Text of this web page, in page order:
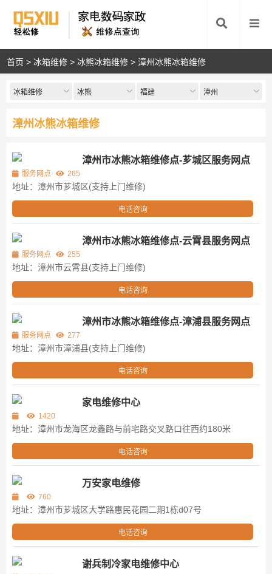
首页 >冰箱维修 >冰熊冰箱维修 > 漳州冰熊冰箱维修
冰箱维修 冰熊 福建 漳州
漳州冰熊冰箱维修
漳州市冰熊冰箱维修点-芗城区服务网点
服务网点 265
地址：漳州市芗城区(支持上门维修)
电话咨询
漳州市冰熊冰箱维修点-云霄县服务网点
服务网点 255
地址：漳州市云霄县(支持上门维修)
电话咨询
漳州市冰熊冰箱维修点-漳浦县服务网点
服务网点 277
地址：漳州市漳浦县(支持上门维修)
电话咨询
家电维修中心
1420
地址：漳州市龙海区龙鑫路与前宅路交叉路口往西约180米
电话咨询
万安家电维修
760
地址：漳州市芗城区大学路惠民花园二期1栋d07号
电话咨询
谢兵制冷家电维修中心